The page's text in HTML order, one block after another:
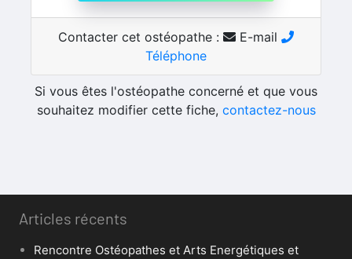
Contacter cet ostéopathe :
E-mail
Téléphone
Si vous êtes l'ostéopathe concerné et que vous
souhaitez modifier cette fiche, contactez-nous
Articles récents
Rencontre Ostéopathes et Arts Energétiques et